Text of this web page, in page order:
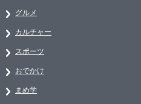
グルメ
カルチャー
スポーツ
おでかけ
まめ学